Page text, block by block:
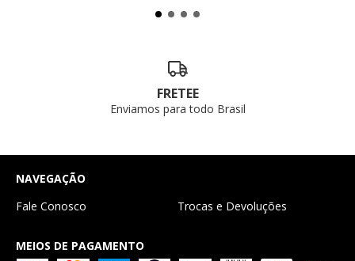
FRETEE
Enviamos para todo Brasil
NAVEGAÇÃO
Fale Conosco
Trocas e Devoluções
MEIOS DE PAGAMENTO